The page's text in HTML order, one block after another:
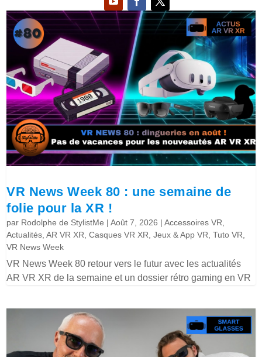
VR News Week 80 : une semaine de
folie pour la XR !
par Rodolphe de StylistMe |Août 7, 2026 |Accessoires VR,
Actualités,AR VR XR,Casques VR XR,Jeux & App VR,Tuto VR,
VR News Week
VR News Week 80 retour vers le futur avec les actualités
AR VR XR de la semaine et un dossier rétro gaming en VR